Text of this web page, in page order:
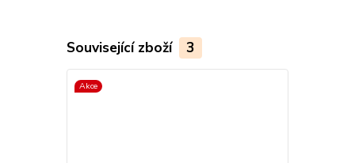
Související zboží 3
Akce